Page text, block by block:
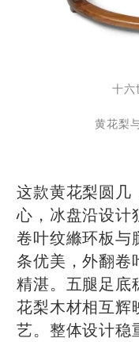
十六
黄花梨
这款黄花梨圆几
心，冰盘沿设计
卷叶纹縧环板与
条优美，外翻卷
精湛。五腿足底
花梨木材相互辉
艺。整体设计稳